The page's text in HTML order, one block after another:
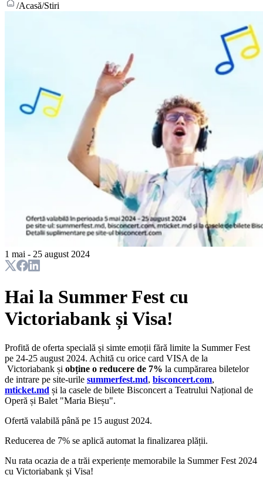
/Acasă/Stiri
1 mai - 25 august 2024
Hai la Summer Fest cu
Victoriabank și Visa!
Profită de oferta specială și simte emoții fără limite la Summer Fest
pe 24-25 august 2024. Achită cu orice card VISA de la
Victoriabank și obține o reducere de 7% la cumpărarea biletelor
de intrare pe site-urile summerfest.md, bisconcert.com,
mticket.md și la casele de bilete Bisconcert a Teatrului Național de
Operă și Balet "Maria Bieșu".
Ofertă valabilă până pe 15 august 2024.
Reducerea de 7% se aplică automat la finalizarea plății.
Nu rata ocazia de a trăi experiențe memorabile la Summer Fest 2024
cu Victoriabank și Visa!